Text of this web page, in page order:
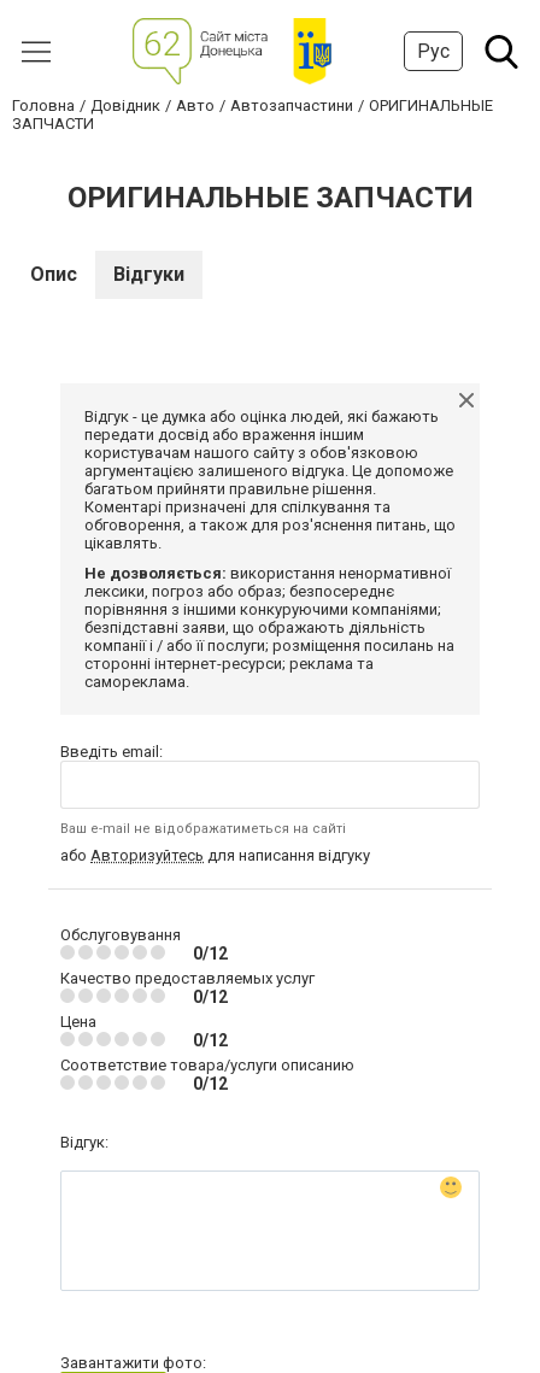
Рус
Головна Довідник Авто Автозапчастини
ОРИГИНАЛЬНЫЕ
ЗАПЧАСТИ
ОРИГИНАЛЬНЫЕ ЗАПЧАСТИ
Опис Відгуки
Відгук - це думка або оцінка людей, які бажають
передати досвід або враження іншим
користувачам нашого сайту з обов'язковою
аргументацією залишеного відгука. Це допоможе
багатьом прийняти правильне рішення.
Коментарі призначені для спілкування та
обговорення, а також для роз'яснення питань, що
цікавлять.
Не дозволяється: використання ненормативної
лексики, погроз або образ; безпосереднє
порівняння з іншими конкуруючими компаніями;
безпідставні заяви, що ображають діяльність
компанії і / або її послуги; розміщення посилань на
сторонні інтернет-ресурси; реклама та
самореклама.
Введіть email:
Ваш e-mail не відображатиметься на сайті
або Авторизуйтесь для написання відгуку
Обслуговування
0/12
Качество предоставляемых услуг
0/12
Цена
0/12
Соответствие товара/услуги описанию
0/12
Відгук:
Завантажити фото: